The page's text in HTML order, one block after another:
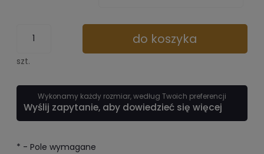
szt.
do koszyka
Wykonamy każdy rozmiar, według Twoich preferencji
Wyślij zapytanie, aby dowiedzieć się więcej
* - Pole wymagane